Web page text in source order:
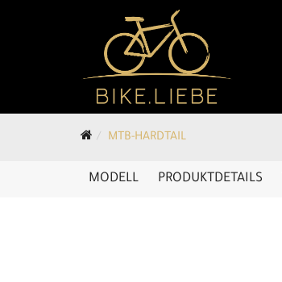
MTB-HARDTAIL
MODELL PRODUKTDETAILS